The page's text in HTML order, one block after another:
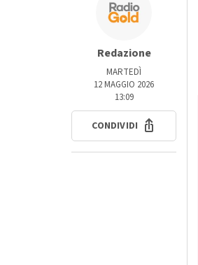
Redazione
MARTEDÌ
12 MAGGIO 2026
13:09
CONDIVIDI